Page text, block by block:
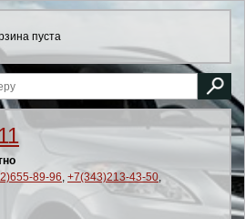
89-96, +7(343)213-43-50,
пуста